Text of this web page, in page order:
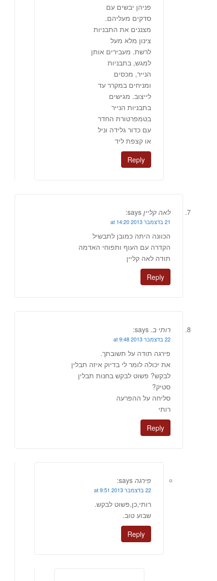
פניהן יבשים עם
סדקים מעליהם.
מצננים את התבניות
צינון מלא מעל
לרשת. מעבירים אותן
למגש, בתבניות
הנייר, מכסים
ומניחים במקרר עד
לייצוב. מגישים
בתבניות הנייר
בטמפרטורת החדר
עם כדור גלידה וניל
או קצפת ליד
Reply
לאה קליין says:
21 בדצמבר 2013 at 14:20
הכוונה היתה כמובן לתבשיל
הקדרה עם העוף ותפוחי האדמה
תודה לאה קליין
Reply
רותי ב. says:
22 בדצמבר 2013 at 9:48
פירגה תודה על תשובתך.
את יכולה לומר לי בדיוק איזה תבלין
לבקש? פשוט לבקש בחנות תבלין
סטיק?
סליחה על ההפרעה
רותי
Reply
פירגה says:
22 בדצמבר 2013 at 9:51
רותי,כן,פשוט לבקש.
שבוע טוב.
Reply